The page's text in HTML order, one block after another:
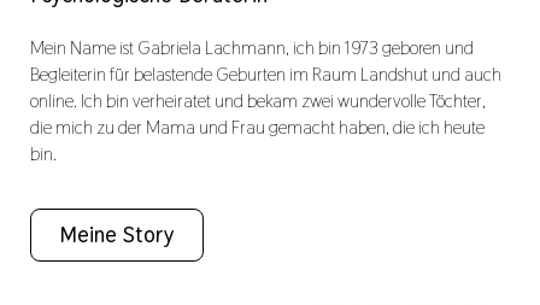
Mein Name ist Gabriela Lachmann, ich bin 1973 geboren und
Begleiterin für belastende Geburten im Raum Landshut und auch
online. Ich bin verheiratet und bekam zwei wundervolle Töchter,
die mich zu der Mama und Frau gemacht haben, die ich heute
bin.
Meine Story